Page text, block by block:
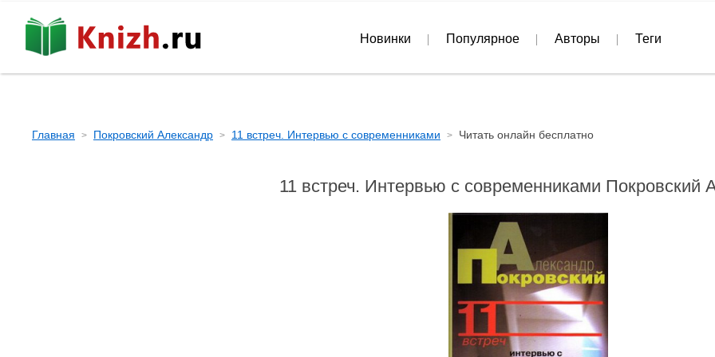
Главная Покровский Александр 11 встреч. Интервью с современниками Читать онлайн бесплатно
11 встреч. Интервью с современниками Покровский
Новинки Популярное Авторы Теги